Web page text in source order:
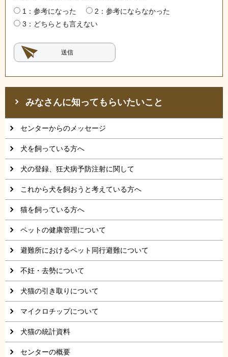
1：参考になった
2：参考にならなかった
3：どちらとも言えない
みなさんに知ってもらいたいこと
センターからのメッセージ
犬を飼っている方へ
犬の登録、狂犬病予防注射に関して
これから犬を飼おうと考えている方へ
猫を飼っている方へ
ペットの健康管理について
避難所におけるペット同行避難について
不妊・去勢について
犬猫の引き取りについて
マイクロチップについて
犬猫の統計資料
センターの概要